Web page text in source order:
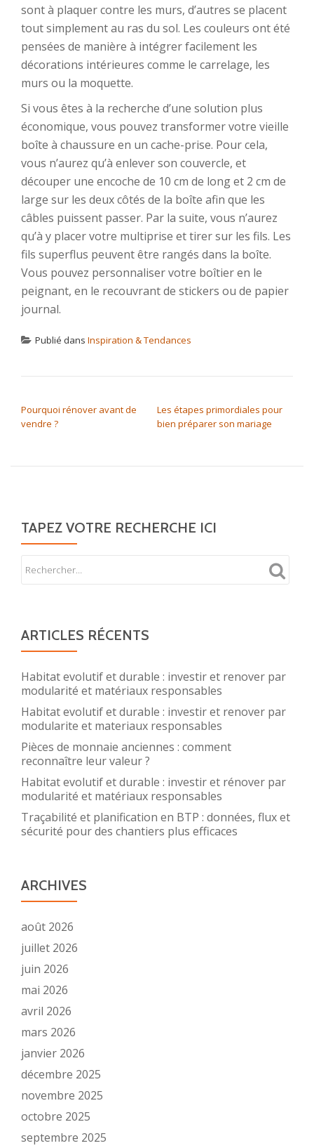
sont à plaquer contre les murs, d’autres se placent
tout simplement au ras du sol. Les couleurs ont été
pensées de manière à intégrer facilement les
décorations intérieures comme le carrelage, les
murs ou la moquette.
Si vous êtes à la recherche d’une solution plus
économique, vous pouvez transformer votre vieille
boîte à chaussure en un cache-prise. Pour cela,
vous n’aurez qu’à enlever son couvercle, et
découper une encoche de 10 cm de long et 2 cm de
large sur les deux côtés de la boîte afin que les
câbles puissent passer. Par la suite, vous n’aurez
qu’à y placer votre multiprise et tirer sur les fils. Les
fils superflus peuvent être rangés dans la boîte.
Vous pouvez personnaliser votre boîtier en le
peignant, en le recouvrant de stickers ou de papier
journal.
Publié dans Inspiration & Tendances
Pourquoi rénover avant de
vendre ?
Les étapes primordiales pour
bien préparer son mariage
TAPEZ VOTRE RECHERCHE ICI
ARTICLES RÉCENTS
Habitat evolutif et durable : investir et renover par
modularité et matériaux responsables
Habitat evolutif et durable : investir et renover par
modularite et materiaux responsables
Pièces de monnaie anciennes : comment
reconnaître leur valeur ?
Habitat evolutif et durable : investir et rénover par
modularité et matériaux responsables
Traçabilité et planification en BTP : données, flux et
sécurité pour des chantiers plus efficaces
ARCHIVES
août 2026
juillet 2026
juin 2026
mai 2026
avril 2026
mars 2026
janvier 2026
décembre 2025
novembre 2025
octobre 2025
septembre 2025